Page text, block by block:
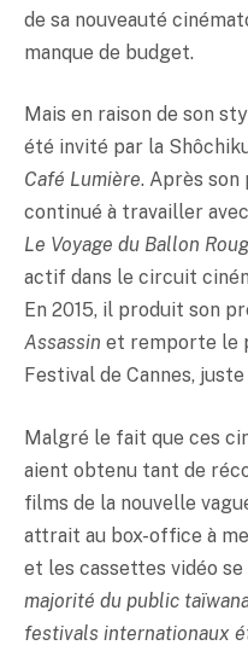
de sa nouveauté
manque de budget.
Mais en raison de son
été invité par la
Café Lumière. Après
continué à travailler
Le Voyage du Ballon
actif dans le circuit
En 2015, il produit son
Assassin et remporte le
Festival de Cannes,
Malgré le fait que ces
aient obtenu tant de
films de la nouvelle
attrait au box-office à
et les cassettes vidéo
majorité du public
festivals internationaux